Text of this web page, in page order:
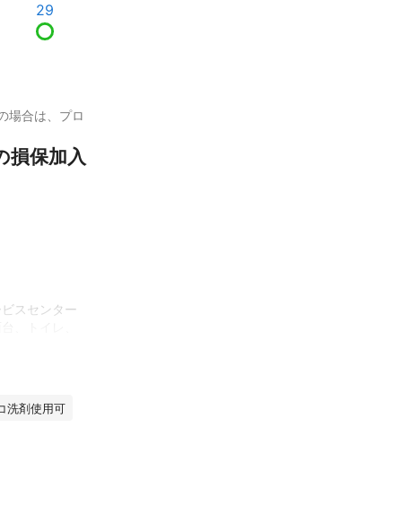
29
場合は、プロ
損保加入
スセンター
。
麗な空気で
洗剤使用可